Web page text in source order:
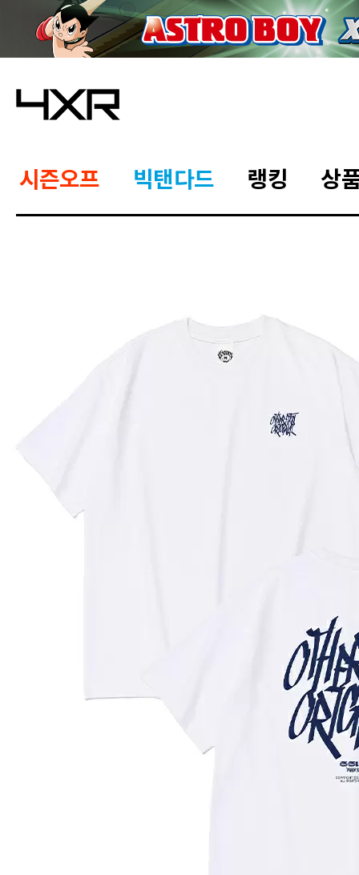
시즌오프 빅탠다드 랭킹 상